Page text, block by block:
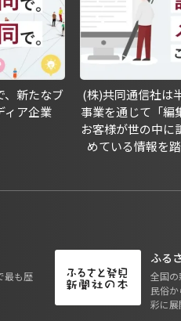
、新たなブ
ィア企業
(株)共同通信社は
事業を通じて「編
お客様が世の中に
めている情報を
最も歴
ふる
全国の
民俗
彩に展